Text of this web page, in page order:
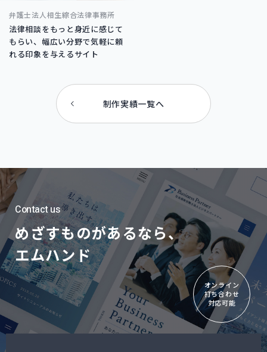
弁護士法人相生綜合法律事務所
法律相談をもっと身近に感じて
もらい、幅広い分野で気軽に頼
れる印象を与えるサイト
制作実績一覧へ
Contact us
めざすものがあるなら、
エムハンド
オンライン
打ち合わせ
対応可能